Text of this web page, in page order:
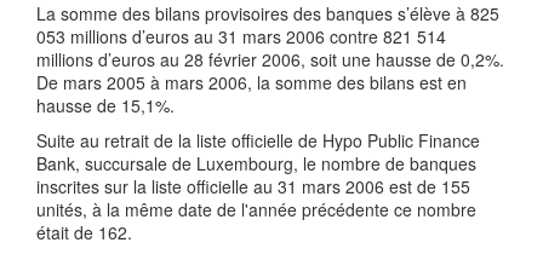
La somme des bilans provisoires des banques s’élève à 825
053 millions d’euros au 31 mars 2006 contre 821 514
millions d’euros au 28 février 2006, soit une hausse de 0,2%.
De mars 2005 à mars 2006, la somme des bilans est en
hausse de 15,1%.
Suite au retrait de la liste officielle de Hypo Public Finance
Bank, succursale de Luxembourg, le nombre de banques
inscrites sur la liste officielle au 31 mars 2006 est de 155
unités, à la même date de l'année précédente ce nombre
était de 162.